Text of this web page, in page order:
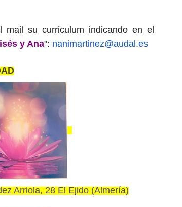
mail su curriculum indicando en el
y Ana": nanimartinez@audal.es
Arriola, 28 El Ejido (Almería)